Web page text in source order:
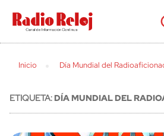
cerrar
Inicio Día Mundial del
ETIQUETA:DÍA MUNDIAL DEL